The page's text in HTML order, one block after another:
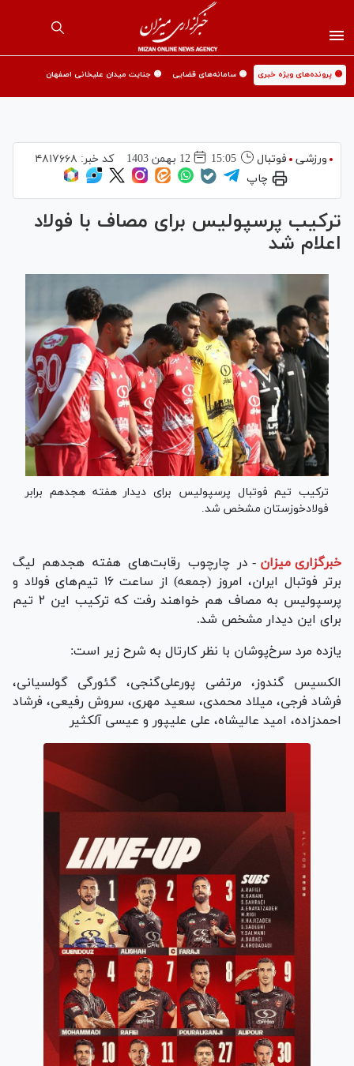
🟡 پرونده‌های ویژه خبری 🟡 سامانه‌های قضایی 🟡 جنایت میدان علیخانی اصفهان
ورزشی فوتبال 15:05 12 بهمن 1403 کد خبر: ۴۸۱۷۶۶۸
چاپ
ترکیب پرسپولیس برای مصاف با فولاد
اعلام شد
ترکیب تیم فوتبال پرسپولیس برای دیدار هفته هجدهم برابر
فولادخوزستان مشخص شد.
خبرگزاری میزان - در چارچوب رقابت‌های هفته هجدهم لیگ
برتر فوتبال ایران، امروز (جمعه) از ساعت ۱۶ تیم‌های فولاد و
پرسپولیس به مصاف هم خواهند رفت که ترکیب این ۲ تیم
برای این دیدار مشخص شد.
یازده مرد سرخ‌پوشان با نظر کارتال به شرح زیر است:
الکسیس گندوز، مرتضی پورعلی‌گنجی، گئورگی گولسیانی،
فرشاد فرجی، میلاد محمدی، سعید مهری، سروش رفیعی، فرشاد
احمدزاده، امید عالیشاه، علی علیپور و عیسی آلکثیر